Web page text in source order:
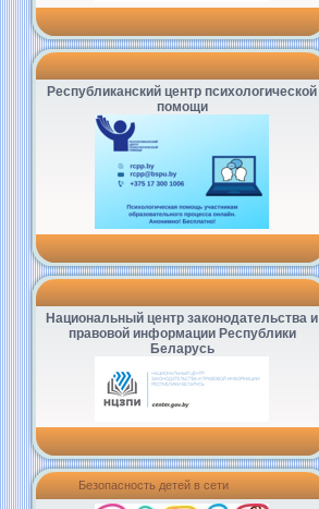
Республиканский центр психологической
помощи
Национальный центр законодательства и
правовой информации Республики
Беларусь
Безопасность детей в сети